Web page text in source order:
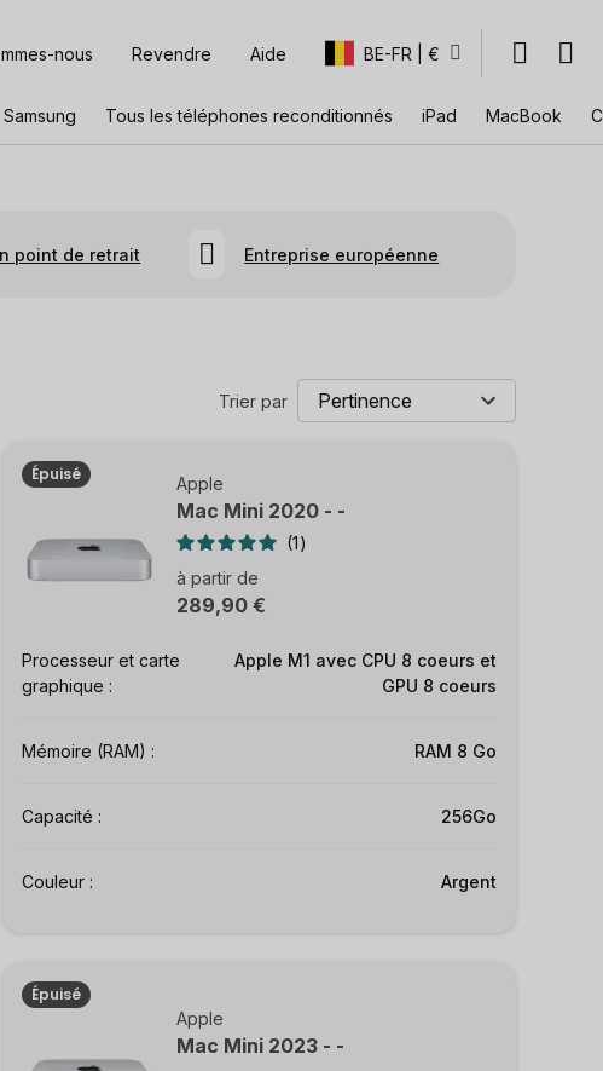
nous Revendre Aide BE-FR | €
Samsung Tous les téléphones reconditionnés iPad MacBook
point de retrait Entreprise européenne
Trier par
Épuisé Apple
Mac Mini 2020 - -
1
à partir de
289,90 €
Processeur et carte
graphique :
Apple M1 avec CPU 8 coeurs et
GPU 8 coeurs
Mémoire (RAM) : RAM 8 Go
Capacité : 256Go
Couleur : Argent
Épuisé
Apple
Mac Mini 2023 - -